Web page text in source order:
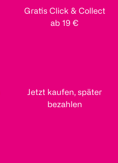
Gratis Click & Collect
ab 19 €
Jetzt kaufen, später
bezahlen